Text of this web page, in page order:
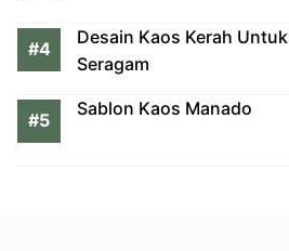
Desain Kaos Kerah Untuk
Seragam
Sablon Kaos Manado